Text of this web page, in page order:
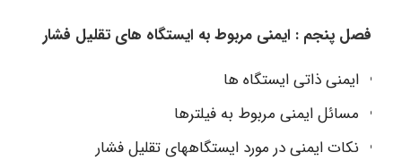
فصل پنجم : ایمنی مربوط به ایستگاه های تقلیل فشار
ایمنی ذاتی ایستگاه ها
مسائل ایمنی مربوط به فیلترها
نکات ایمنی در مورد ایستگاههای تقلیل فشار